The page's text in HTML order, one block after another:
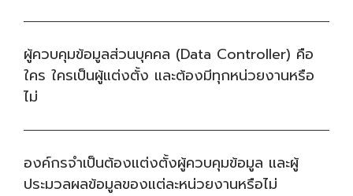
ผู้ควบคุมข้อมูลส่วนบุคคล (Data Controller) คือ
ใคร ใครเป็นผู้แต่งตั้ง และต้องมีทุกหน่วยงานหรือ
ไม่
องค์กรจำเป็นต้องแต่งตั้งผู้ควบคุมข้อมูล และผู้
ประมวลผลข้อมูลของแต่ละหน่วยงานหรือไม่